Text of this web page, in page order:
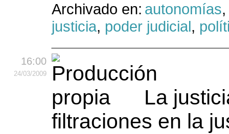
Archivado en: autonomías
justicia, poder judicial,
16:00
24/03/2009
La
filtraciones en la